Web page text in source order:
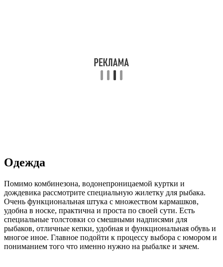
Одежда
Помимо комбинезона, водонепроницаемой куртки и
дождевика рассмотрите специальную жилетку для рыбака.
Очень функциональная штука с множеством кармашков,
удобна в носке, практична и проста по своей сути. Есть
специальные толстовки со смешными надписями для
рыбаков, отличные кепки, удобная и функциональная обувь и
многое иное. Главное подойти к процессу выбора с юмором и
пониманием того что именно нужно на рыбалке и зачем.